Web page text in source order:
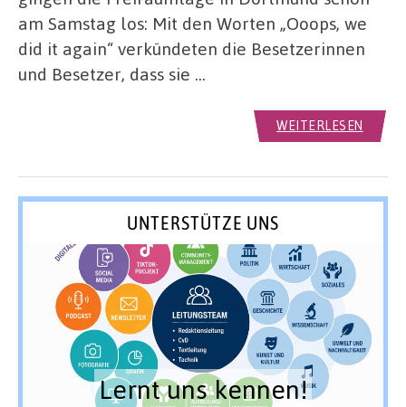
am Samstag los: Mit den Worten „Ooops, we
did it again“ verkündeten die Besetzerinnen
und Besetzer, dass sie …
WEITERLESEN
UNTERSTÜTZE UNS
Lernt uns kennen!